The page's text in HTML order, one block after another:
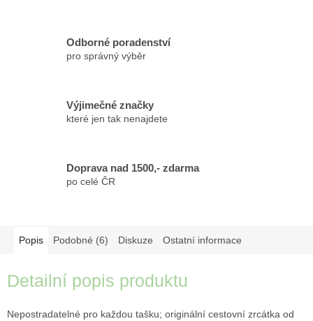
Odborné poradenství
pro správný výběr
Výjimečné značky
které jen tak nenajdete
Doprava nad 1500,- zdarma
po celé ČR
Popis Podobné (6) Diskuze Ostatní informace
Detailní popis produktu
Nepostradatelné pro každou tašku; originální cestovní zrcátka od